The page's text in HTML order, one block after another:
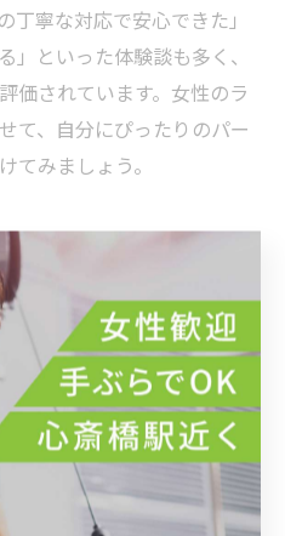
丁寧な対応で安心できた」
」といった体験談も多く、
価されています。女性のラ
て、自分にぴったりのパー
てみましょう。
らす自然派トレー
のパーソナルトレーニング
も、自然体験を取り入れた
目を集めています。自然の
ジムとは違った癒やしやリ